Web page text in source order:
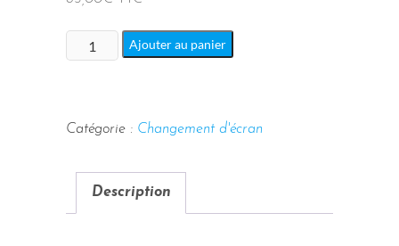
quantité
13
Ajouter au panier
Catégorie : Changement d'écran
Description